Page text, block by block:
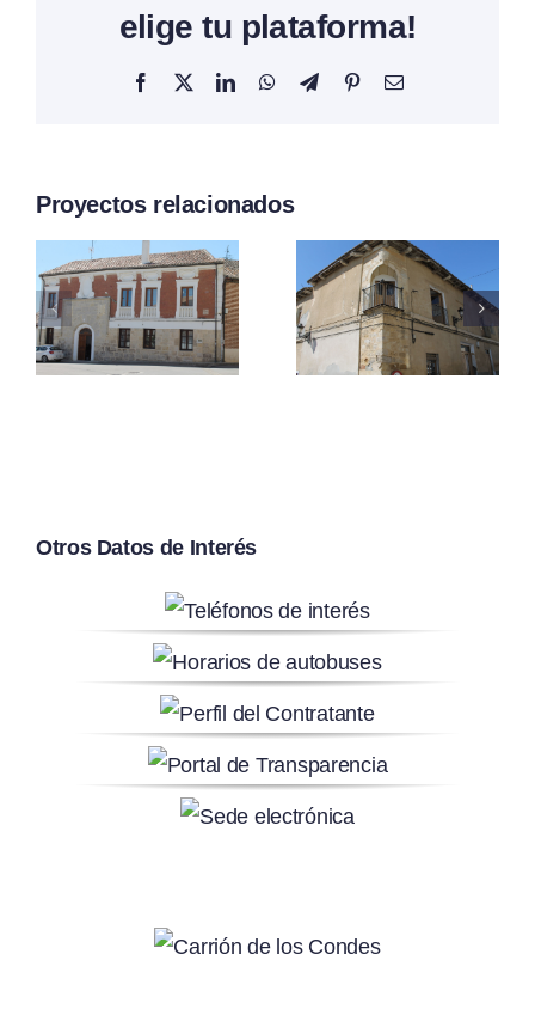
elige tu plataforma!
Facebook
X LinkedInWhatsAppTelegramPinterestCorreo
Proyectos relacionados
Del
Balcón
Esquinado
Del Águila
Otros Datos de Interés